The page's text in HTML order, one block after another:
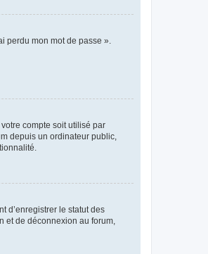
perdu mon mot de passe ».
compte soit utilisé par
depuis un ordinateur public,
d’enregistrer le statut des
et de déconnexion au forum,